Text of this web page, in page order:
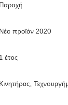
Παροχή
Νέο προϊόν 2020
1 έτος
Κινητήρας,